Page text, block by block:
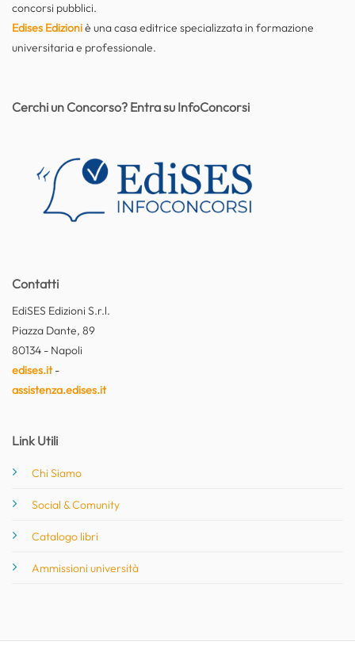
concorsi pubblici.
Edises Edizioniè una casa editrice specializzata in formazione
universitaria e professionale.
Contatti
EdiSES Edizioni S.r.l.
Piazza Dante, 89
80134 - Napoli
edises.it-
assistenza.edises.it
Link Utili
Chi Siamo
Social & Comunity
Catalogo libri
Ammissioni università
Cerchi un Concorso? Entra su InfoConcorsi